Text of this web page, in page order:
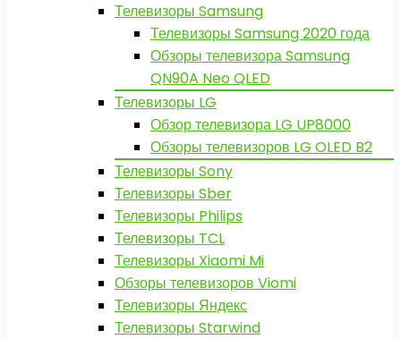
Телевизоры Samsung
Телевизоры Samsung 2020 года
Обзоры телевизора Samsung
QN90A Neo QLED
Телевизоры LG
Обзор телевизора LG UP8000
Обзоры телевизоров LG OLED B2
Телевизоры Sony
Телевизоры Sber
Телевизоры Philips
Телевизоры TCL
Телевизоры Xiaomi Mi
Обзоры телевизоров Viomi
Телевизоры Яндекс
Телевизоры Starwind